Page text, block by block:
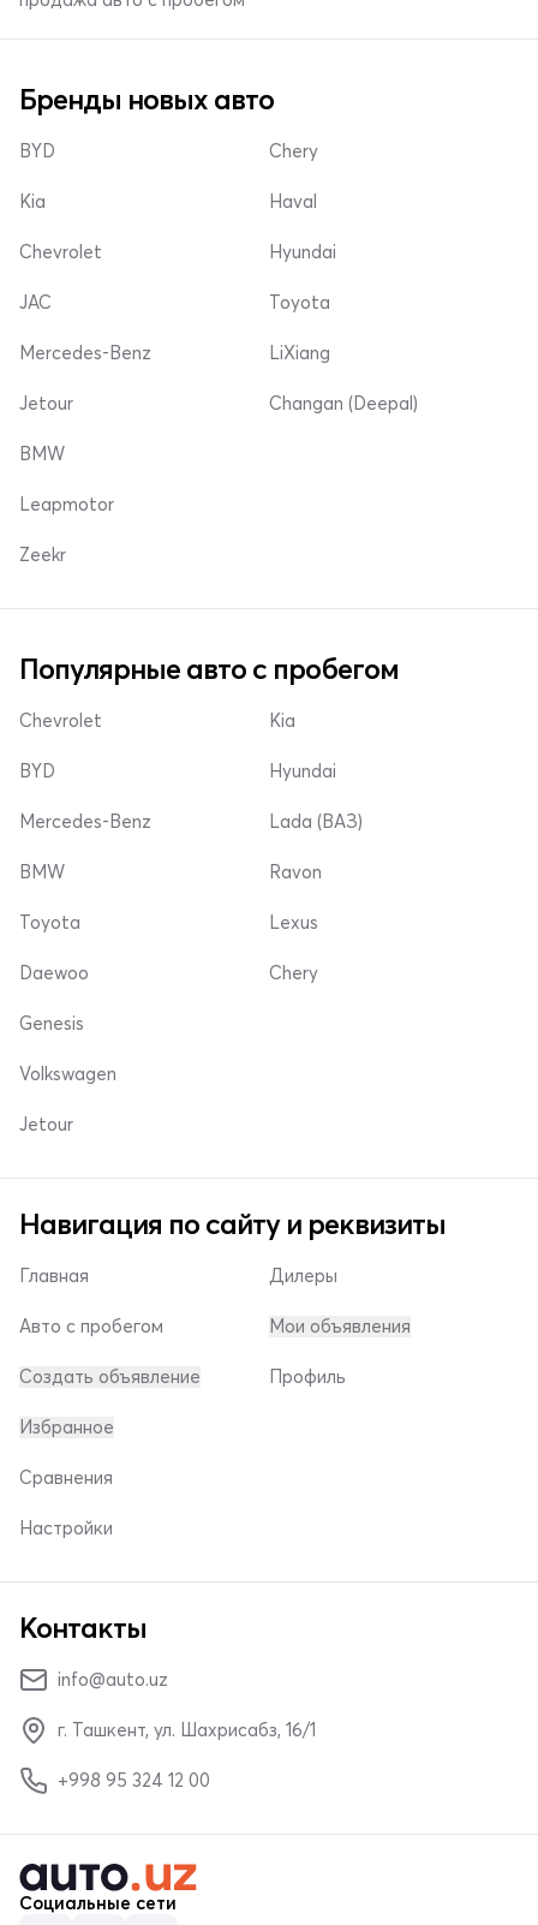
Бренды новых авто
BYD
Kia
Chevrolet
Chery
Haval
Hyundai
JAC
Mercedes-Benz
Jetour
Toyota
LiXiang
Changan (Deepal)
BMW
Leapmotor
Zeekr
Популярные авто с пробегом
Chevrolet
BYD
Mercedes-Benz
Kia
Hyundai
Lada (ВАЗ)
BMW
Toyota
Daewoo
Ravon
Lexus
Chery
Genesis
Volkswagen
Jetour
Навигация по сайту и реквизиты
Главная
Авто с пробегом
Создать объявление
Дилеры
Мои объявления
Профиль
Избранное
Сравнения
Настройки
Контакты
info@auto.uz
г. Ташкент, ул. Шахрисабз, 16/1
+998 95 324 12 00
Социальные сети